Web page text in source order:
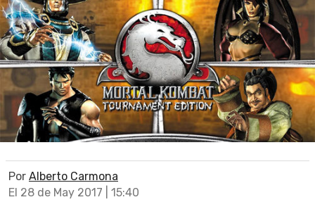
Por Alberto Carmona
El 28 de May 2017 | 15:40